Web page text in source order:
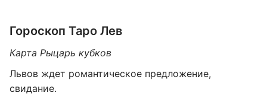
Гороскоп Таро Лев
Карта Рыцарь кубков
Львов ждет романтическое предложение,
свидание.